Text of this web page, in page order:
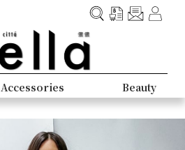
Accessories Beauty